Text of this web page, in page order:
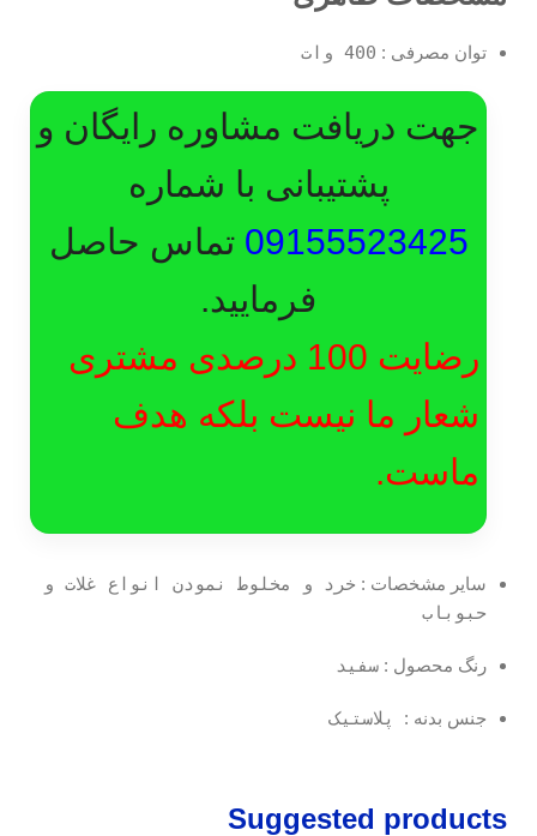
توان مصرفی : 400 وات
جهت دریافت مشاوره رایگان و
پشتیبانی با شماره
09155523425 تماس حاصل
فرمایید.
رضایت 100 درصدی مشتری
شعار ما نیست بلکه هدف
ماست.
سایر مشخصات : خرد و مخلوط نمودن انواع غلات و
حبوباب
رنگ محصول : سفید
جنس بدنه : پلاستیک
Suggested products